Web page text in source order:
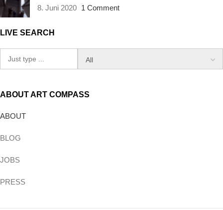
8. Juni 2020 1 Comment
LIVE SEARCH
ABOUT ART COMPASS
ABOUT
BLOG
JOBS
PRESS